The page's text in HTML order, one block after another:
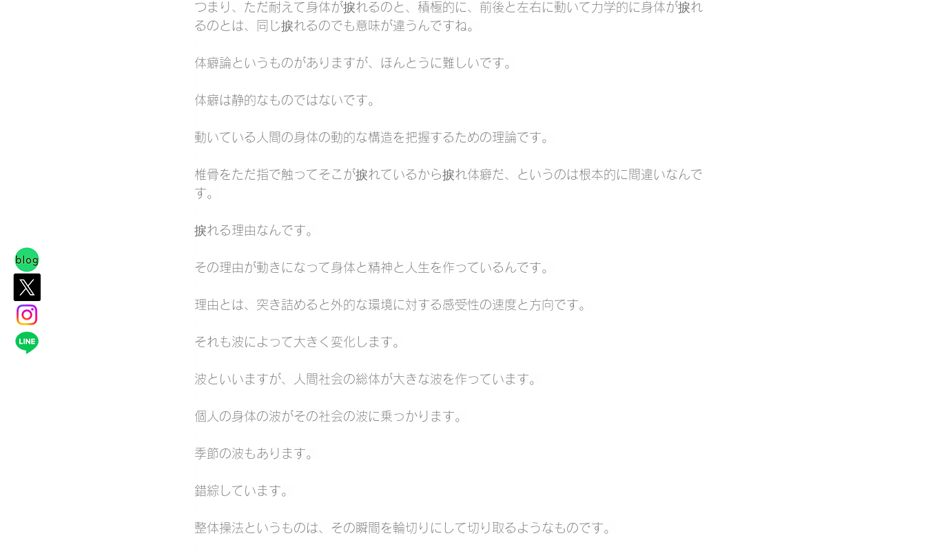
つまり、ただ耐えて身体が捩れるのと、積極的に、前後と左右に動いて力学的に身体が捩れ
るのとは、同じ捩れるのでも意味が違うんですね。
体癖論というものがありますが、ほんとうに難しいです。
体癖は静的なものではないです。
動いている人間の身体の動的な構造を把握するための理論です。
椎骨をただ指で触ってそこが捩れているから捩れ体癖だ、というのは根本的に間違いなんで
す。
捩れる理由なんです。
その理由が動きになって身体と精神と人生を作っているんです。
理由とは、突き詰めると外的な環境に対する感受性の速度と方向です。
それも波によって大きく変化します。
波といいますが、人間社会の総体が大きな波を作っています。
個人の身体の波がその社会の波に乗っかります。
季節の波もあります。
錯綜しています。
整体操法というものは、その瞬間を輪切りにして切り取るようなものです。